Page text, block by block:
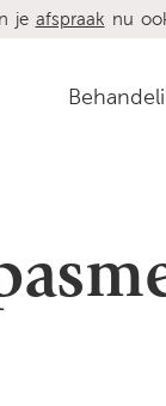
je afspraak nu